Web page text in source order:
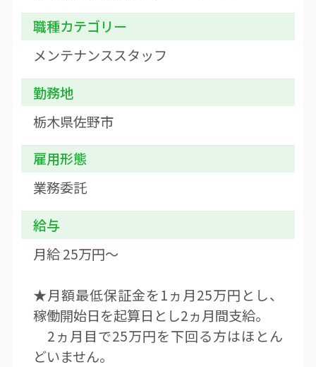
職種カテゴリー
メンテナンススタッフ
勤務地
栃木県佐野市
雇用形態
業務委託
給与
月給 25万円〜
★月額最低保証金を1ヵ月25万円とし、
稼働開始日を起算日とし2ヵ月間支給。
2ヵ月目で25万円を下回る方はほとん
どいません。